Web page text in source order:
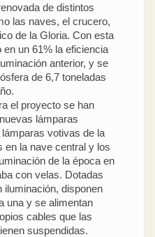
de distintos
las naves, el crucero,
de la Gloria. Con esta
un 61% la eficiencia
anterior, y se
de 6,7 toneladas
el proyecto se han
lámparas
votivas de la
en la nave central y los
de la época en
con velas. Dotadas
iluminación, disponen
una y se alimentan
cables que las
suspendidas.